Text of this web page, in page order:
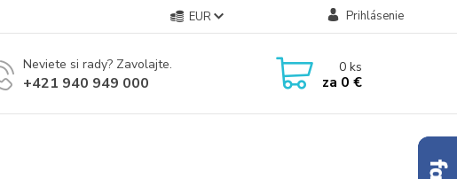
EUR Prihlásenie
Neviete si rady? Zavolajte.
+421 940 949 000
0ks
za 0 €